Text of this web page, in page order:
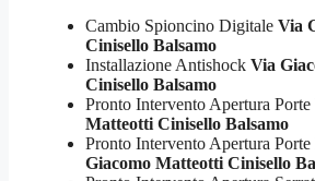
Cambio Spioncino Digitale Via
Cinisello Balsamo
Installazione Antishock Via
Cinisello Balsamo
Pronto Intervento Apertura Porte
Matteotti Cinisello Balsamo
Pronto Intervento Apertura
Giacomo Matteotti Cinisello